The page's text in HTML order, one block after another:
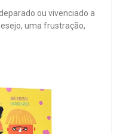
ou vivenciado a
uma frustração,